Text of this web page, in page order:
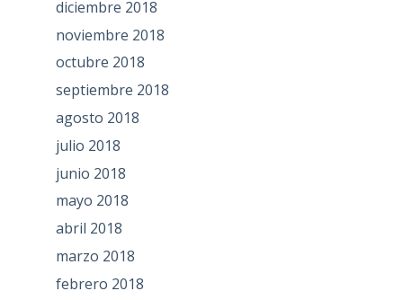
diciembre 2018
noviembre 2018
octubre 2018
septiembre 2018
agosto 2018
julio 2018
junio 2018
mayo 2018
abril 2018
marzo 2018
febrero 2018